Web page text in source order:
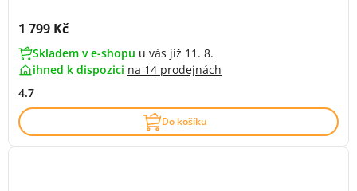
Cena s DPH:
1 799 Kč
Skladem v e-shopu u vás již 11. 8.
ihned k dispozici na 14 prodejnách
4.7
Do košíku